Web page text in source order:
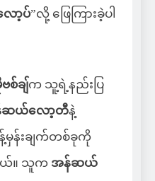
ော့ပ်”လို့ ဖြေကြားခဲ့ပါ
စ်ချ်က သူ့ရဲ့နည်းပြ
ဆယ်လော့တီနဲ့
န်းချက်တစ်ခုကို
ယ်။ သူက အန်ဆယ်